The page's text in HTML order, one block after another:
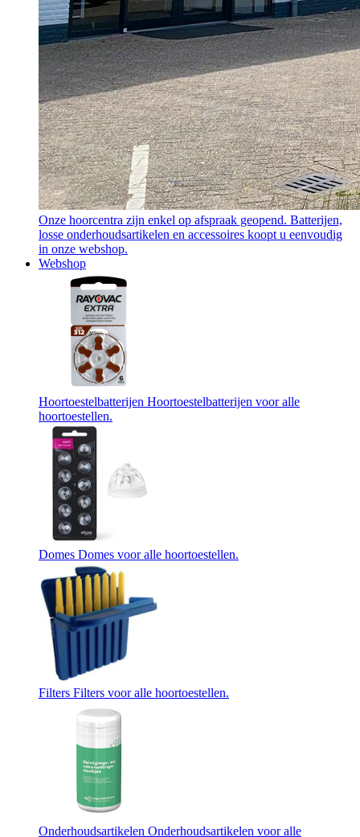
Onze hoorcentra zijn enkel op afspraak geopend. Batterijen,
losse onderhoudsartikelen en accessoires koopt u eenvoudig
in onze webshop.
Webshop
Hoortoestelbatterijen Hoortoestelbatterijen voor alle
hoortoestellen.
Domes Domes voor alle hoortoestellen.
Filters Filters voor alle hoortoestellen.
Onderhoudsartikelen Onderhoudsartikelen voor alle